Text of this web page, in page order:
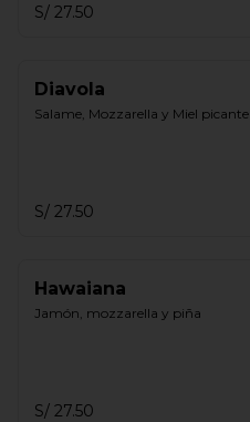
S/ 27.50
Diavola
Salame, Mozzarella y Miel picante
S/ 27.50
Hawaiana
Jamón, mozzarella y piña
S/ 27.50